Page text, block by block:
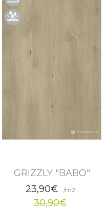
GRIZZLY "BABO"
23,90€
/m2
30,90€